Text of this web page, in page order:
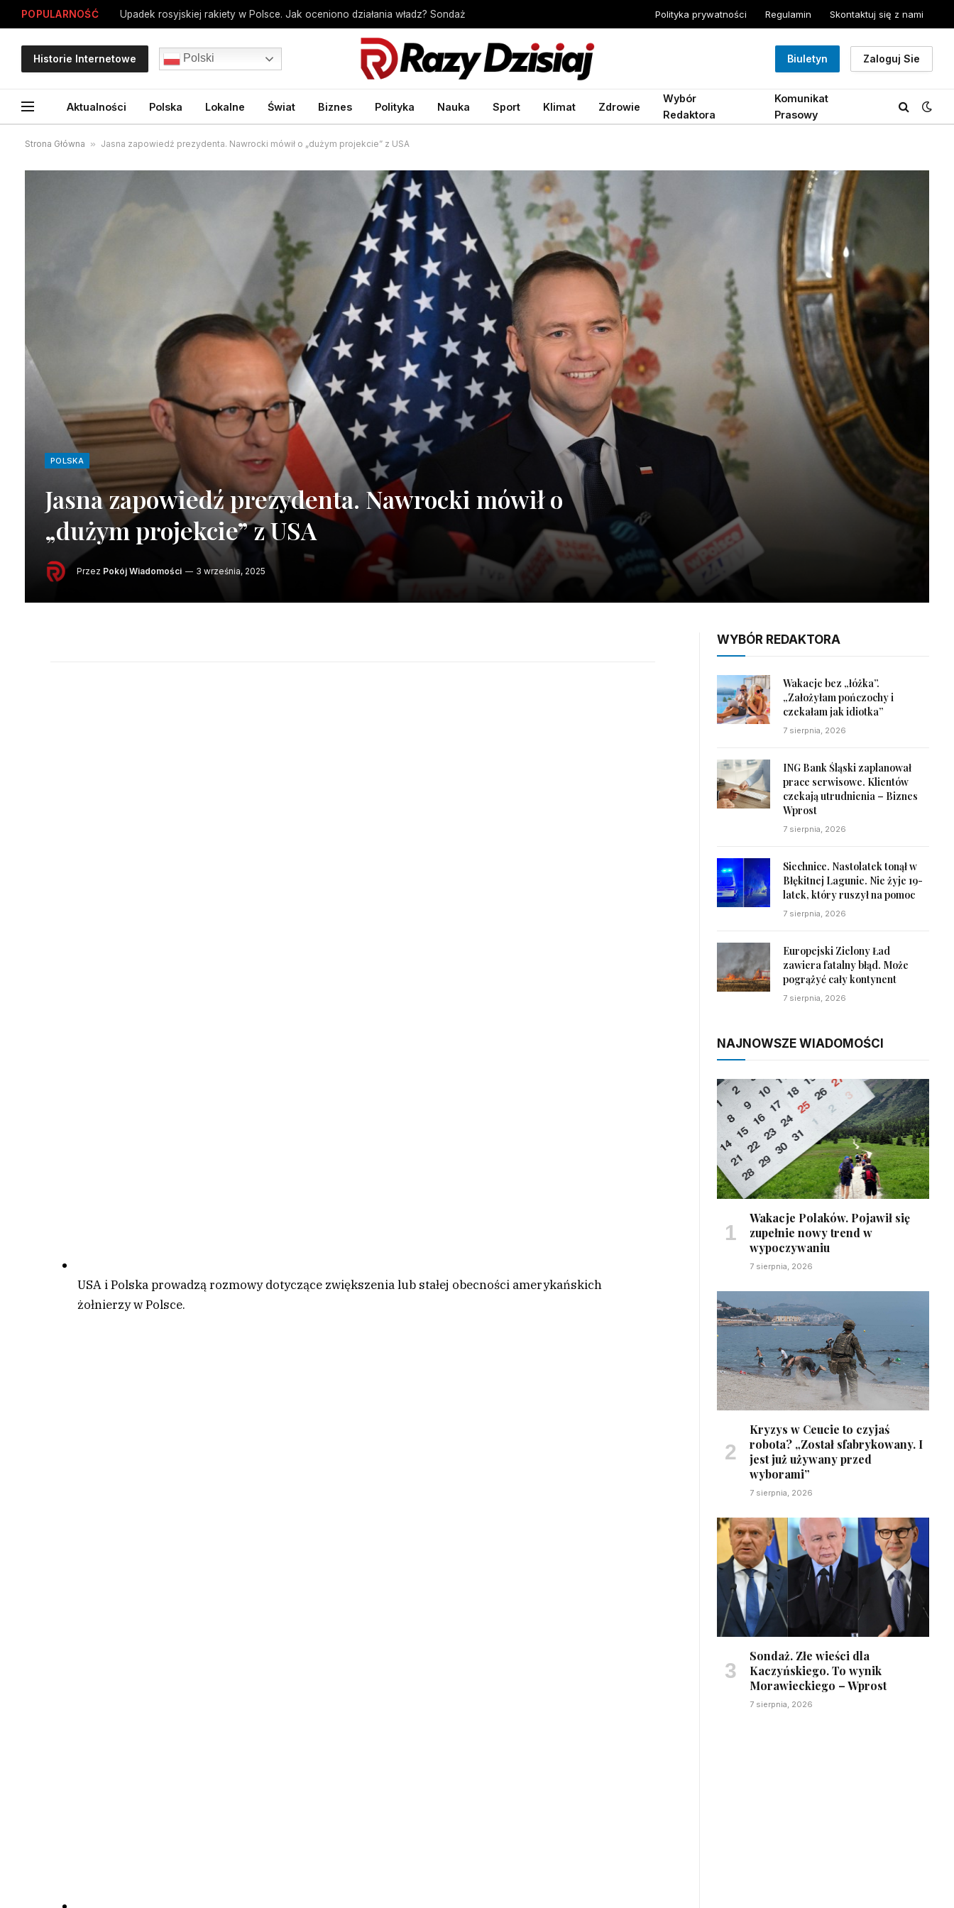
POPULARNOŚĆ Upadek rosyjskiej rakiety w Polsce. Jak oceniono działania władz? Sondaż Polityka prywatności Regulamin Skontaktuj się z nami
Historie Internetowe Polski Biuletyn Zaloguj Sie
Aktualności Polska Lokalne Świat Biznes Polityka Nauka Sport Klimat Zdrowie
Wybór
Redaktora
Komunikat
Prasowy
Strona Główna » Jasna zapowiedź prezydenta. Nawrocki mówił o „dużym projekcie” z USA
POLSKA
Jasna zapowiedź prezydenta. Nawrocki mówił o
„dużym projekcie” z USA
Przez Pokój Wiadomości 3 września, 2025
USA i Polska prowadzą rozmowy dotyczące zwiększenia lub stałej obecności amerykańskich
żołnierzy w Polsce.
WYBÓR REDAKTORA
Wakacje bez „łóżka”.
„Założyłam pończochy i
czekałam jak idiotka”
7 sierpnia, 2026
ING Bank Śląski zaplanował
prace serwisowe. Klientów
czekają utrudnienia – Biznes
Wprost
7 sierpnia, 2026
Siechnice. Nastolatek tonął w
Błękitnej Lagunie. Nie żyje 19-
latek, który ruszył na pomoc
7 sierpnia, 2026
Europejski Zielony Ład
zawiera fatalny błąd. Może
pogrążyć cały kontynent
7 sierpnia, 2026
NAJNOWSZE WIADOMOŚCI
Wakacje Polaków. Pojawił się
zupełnie nowy trend w
wypoczywaniu
7 sierpnia, 2026
Kryzys w Ceucie to czyjaś
robota? „Został sfabrykowany. I
jest już używany przed
wyborami”
7 sierpnia, 2026
Sondaż. Złe wieści dla
Kaczyńskiego. To wynik
Morawieckiego – Wprost
7 sierpnia, 2026